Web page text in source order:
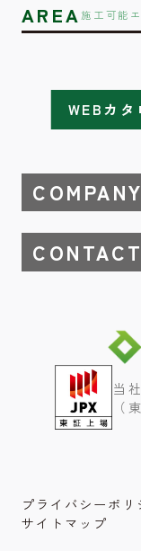
AREA施工可能
COMPANY
CONTACT
WEBカ
当
（
プライバシーポリ
サイトマップ